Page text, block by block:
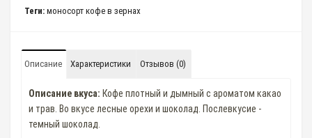
Теги: моносорт кофе в зернах
Описание Характеристики Отзывов (0)
Описание вкуса: Кофе плотный и дымный с ароматом какао
и трав. Во вкусе лесные орехи и шоколад. Послевкусие -
темный шоколад.